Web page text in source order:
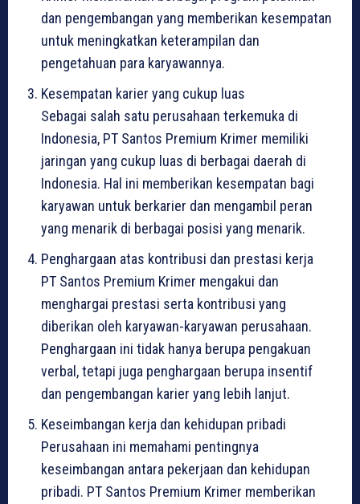
dan pengembangan yang memberikan kesempatan
untuk meningkatkan keterampilan dan
pengetahuan para karyawannya.
Kesempatan karier yang cukup luas
Sebagai salah satu perusahaan terkemuka di
Indonesia, PT Santos Premium Krimer memiliki
jaringan yang cukup luas di berbagai daerah di
Indonesia. Hal ini memberikan kesempatan bagi
karyawan untuk berkarier dan mengambil peran
yang menarik di berbagai posisi yang menarik.
Penghargaan atas kontribusi dan prestasi kerja
PT Santos Premium Krimer mengakui dan
menghargai prestasi serta kontribusi yang
diberikan oleh karyawan-karyawan perusahaan.
Penghargaan ini tidak hanya berupa pengakuan
verbal, tetapi juga penghargaan berupa insentif
dan pengembangan karier yang lebih lanjut.
Keseimbangan kerja dan kehidupan pribadi
Perusahaan ini memahami pentingnya
keseimbangan antara pekerjaan dan kehidupan
pribadi. PT Santos Premium Krimer memberikan